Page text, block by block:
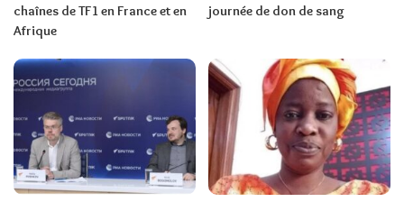
chaînes de TF1 en France et en
Afrique
journée de don de sang